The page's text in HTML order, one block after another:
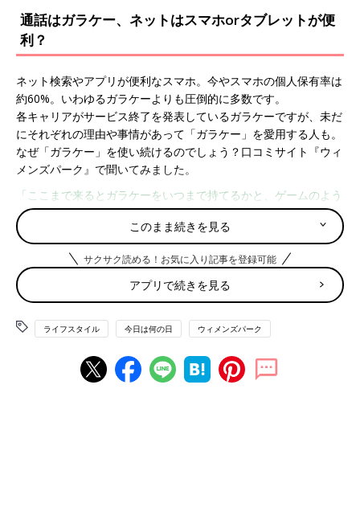
通話はガラケー、ネットはスマホorタブレットが便
利？
ネット検索やアプリが便利なスマホ。今やスマホの個人保有率は
約60%。いわゆるガラケーよりも圧倒的に多数です。
各キャリアがサービス終了を発表しているガラケーですが、未だ
にそれぞれの理由や事情があって「ガラケー」を愛用する人も。
なぜ「ガラケー」を使い続けるのでしょう？口コミサイト『ウィ
メンズパーク』で聞いてみました。
「ここまで来るとガラケーをいつまで持てるかと、ゲームのよう
に楽しむようになりました。格安スマホと二台持ちなので特に不
便はないし、スマホが調子悪くなっても通話とメールはできるの
で問題なしだし、ガラケーが調子悪ければ店舗で見てもらえるし
で、この生活辞められません」
なるほど。「ガラケー＋○○」という2台持ち派が主要なんです
ね。
「ガラケーとタブレットの二台持ちです。タブレットはスマホよ
り画面が大きくて見やすいです」
このまま続きを見る
サクサク読める！お気に入り記事を登録可能
アプリで続きを見る
ライフスタイル 今日は何の日 ウィメンズパーク